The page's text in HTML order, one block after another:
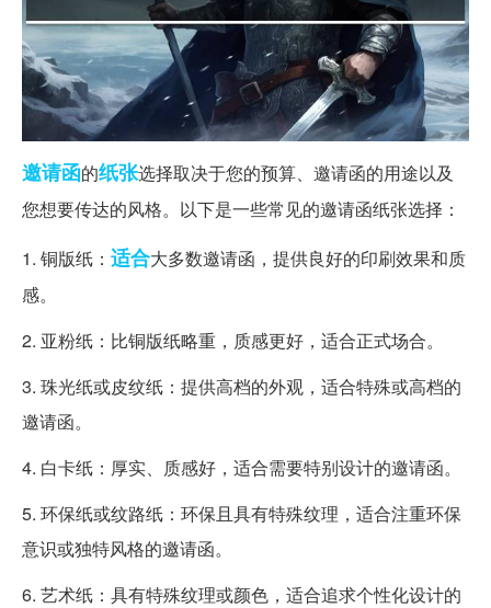
邀请函的纸张选择取决于您的预算、邀请函的用途以及
您想要传达的风格。以下是一些常见的邀请函纸张选择：
1. 铜版纸： 适合大多数邀请函，提供良好的印刷效果和质
感。
2. 亚粉纸：比铜版纸略重，质感更好，适合正式场合。
3. 珠光纸或皮纹纸：提供高档的外观，适合特殊或高档的
邀请函。
4. 白卡纸：厚实、质感好，适合需要特别设计的邀请函。
5. 环保纸或纹路纸：环保且具有特殊纹理，适合注重环保
意识或独特风格的邀请函。
6. 艺术纸：具有特殊纹理或颜色，适合追求个性化设计的